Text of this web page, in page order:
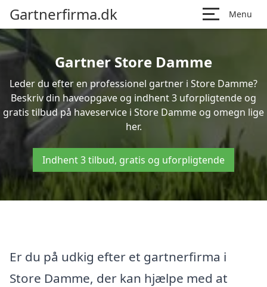
Gartnerfirma.dk Menu
Gartner Store Damme
Leder du efter en professionel gartner i Store Damme?
Beskriv din haveopgave og indhent 3 uforpligtende og
gratis tilbud på haveservice i Store Damme og omegn lige
her.
Indhent 3 tilbud, gratis og uforpligtende
Er du på udkig efter et gartnerfirma i
Store Damme, der kan hjælpe med at